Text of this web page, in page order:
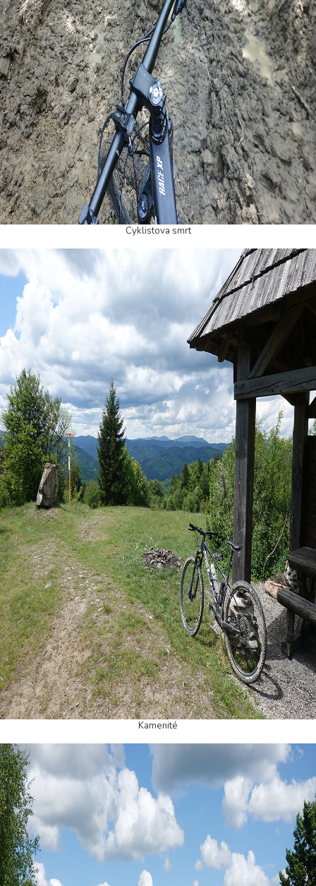
Cyklistova smrt
Kamenité